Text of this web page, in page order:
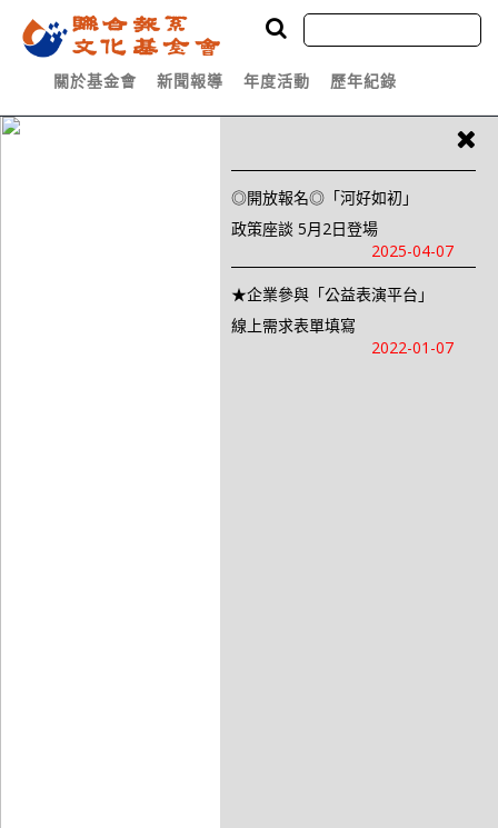
關於基金會 新聞報導 年度活動 歷年紀錄
◎開放報名◎「河好如初」
政策座談 5月2日登場
2025-04-07
★企業參與「公益表演平台」
線上需求表單填寫
2022-01-07